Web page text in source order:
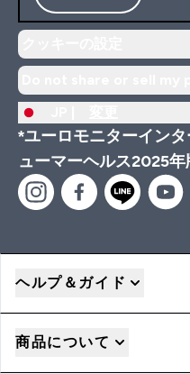
*ユーロモニターイン
ューマーヘルス2025
ヘルプ＆ガイド
商品について